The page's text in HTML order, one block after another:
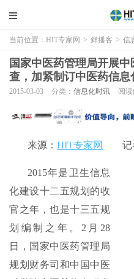
当前位置： HIT专家网 > 鲜播客 > 信
国家中医药管理局开展
查，加紧制订中医药信息
2015-03-03 分类： 信息化时讯 阅读
来源： HIT专家网 记
2015年是卫生信息
化建设十二五规划的收
官之年，也是十三五规
划编制之年。2月28
日，国家中医药管理局
规划财务司和中国中医